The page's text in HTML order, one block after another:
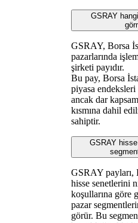
GSRAY
GSRAY, Borsa
pazarlarında
şirketi payıdır.
Bu pay, Borsa
piyasa
ancak dar
kısmına dahil
sahiptir.
GSRAY
GSRAY payları,
hisse senetlerini
koşullarına göre
pazar
görür. Bu